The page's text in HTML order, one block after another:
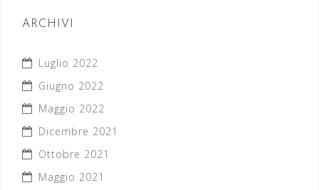
ARCHIVI
Luglio 2022
Giugno 2022
Maggio 2022
Dicembre 2021
Ottobre 2021
Maggio 2021